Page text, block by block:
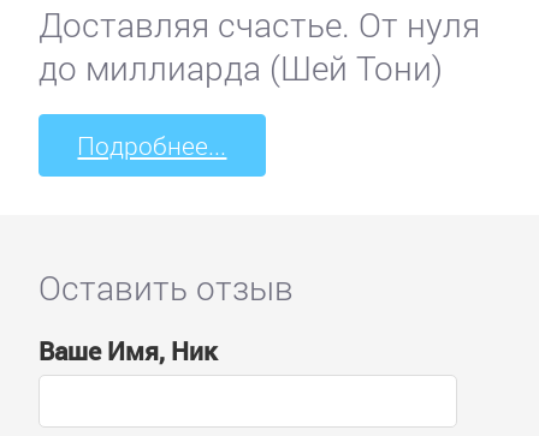
Доставляя счастье. От нуля
до миллиарда (Шей Тони)
Подробнее...
Оставить отзыв
Ваше Имя, Ник